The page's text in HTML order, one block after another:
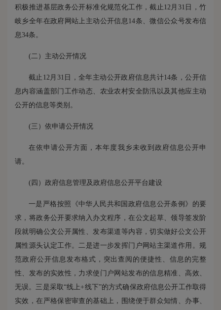
积极推进基层政务公开标准化规范化工作，截止12月31日，竹
岐乡全年在政府网站上主动公开信息14条、微信公众号发布信
息34条。
(二） 主动公开情况
截止12月31日，全年主动公开政府信息共计14条，公开信
息内容涵盖部门工作动态、农业农村安全防汛以及其他应主动
公开的信息等类别。
(三） 依申请公开情况
在依申请公开方面，本年度我乡未收到政府信息公开申
请。
(四） 政府信息管理及 政府信息公开平台建设
一是严格按照《中华人民共和国政府信息公开条例》的要
求，将政务公开要求纳入办文程序，在公文起草、领导签发阶
段就明确公文公开属性、发布渠道等内容，切实做好公文公开
属性源头认定工作。二是进一步发挥门户网站主渠道作用。规
范政府公开信息发布格式，突出查阅的便捷性、信息的完整
性、发布的实效性，力求使门户网站发布的信息精准、高效、
无误。三是采取“线上+线下”的方式确保政府信息公开工作取得
实效，在严格保密审查的基础上，围绕便于群众知情、办事、